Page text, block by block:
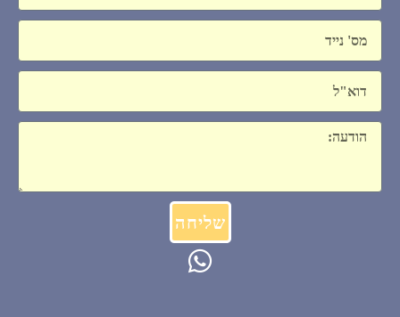
הודעה
שליחה